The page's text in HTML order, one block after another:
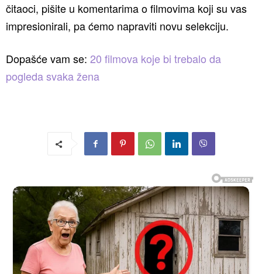
čitaoci, pišite u komentarima o filmovima koji su vas
impresionirali, pa ćemo napraviti novu selekciju.
Dopašće vam se: 20 filmova koje bi trebalo da
pogleda svaka žena